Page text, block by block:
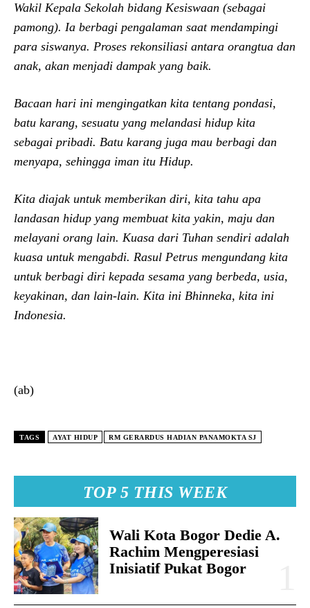
TOP 5 THIS WEEK
Wali Kota Bogor Dedie A.
Rachim Mengperesiasi
Inisiatif Pukat Bogor
Wakil Kepala Sekolah bidang Kesiswaan (sebagai
pamong). Ia berbagi pengalaman saat mendampingi
para siswanya. Proses rekonsiliasi antara orangtua dan
anak, akan menjadi dampak yang baik.
Bacaan hari ini mengingatkan kita tentang pondasi,
batu karang, sesuatu yang melandasi hidup kita
sebagai pribadi. Batu karang juga mau berbagi dan
menyapa, sehingga iman itu Hidup.
Kita diajak untuk memberikan diri, kita tahu apa
landasan hidup yang membuat kita yakin, maju dan
melayani orang lain. Kuasa dari Tuhan sendiri adalah
kuasa untuk mengabdi. Rasul Petrus mengundang kita
untuk berbagi diri kepada sesama yang berbeda, usia,
keyakinan, dan lain-lain. Kita ini Bhinneka, kita ini
Indonesia.
(ab)
TAGS AYAT HIDUP RM GERARDUS HADIAN PANAMOKTA SJ